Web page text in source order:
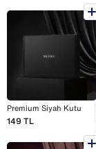
Premium Siyah Kutu
149 TL